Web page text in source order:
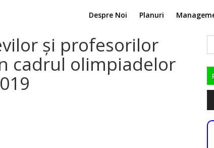
Despre Noi Planuri
și profesorilor
cadrul olimpiadelor